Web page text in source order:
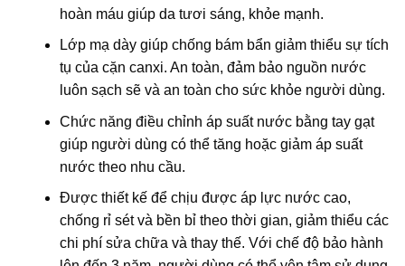
hoàn máu giúp da tươi sáng, khỏe mạnh.
Lớp mạ dày giúp chống bám bẩn giảm thiểu sự tích
tụ của cặn canxi. An toàn, đảm bảo nguồn nước
luôn sạch sẽ và an toàn cho sức khỏe người dùng.
Chức năng điều chỉnh áp suất nước bằng tay gạt
giúp người dùng có thể tăng hoặc giảm áp suất
nước theo nhu cầu.
Được thiết kế để chịu được áp lực nước cao,
chống rỉ sét và bền bỉ theo thời gian, giảm thiểu các
chi phí sửa chữa và thay thế. Với chế độ bảo hành